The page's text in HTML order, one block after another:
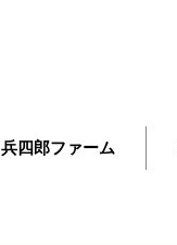
兵四郎ファーム